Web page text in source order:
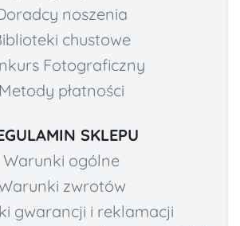
noszenia
chustowe
Fotograficzny
Metody płatności
SKLEPU
Warunki ogólne
zwrotów
gwarancji i reklamacji